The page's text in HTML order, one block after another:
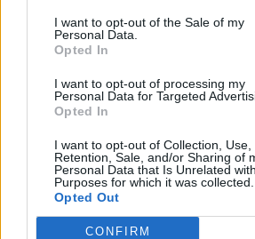
I want to opt-out of the Sale of my
Personal Data.
Opted In
I want to opt-out of processing my
Personal Data for Targeted
Opted In
I want to opt-out of Collection, Use,
Retention, Sale, and/or Sharing of
Personal Data that Is Unrelated
Purposes for which it was collected.
Opted Out
CONFIRM
KARDIOLOG HADŽI-
Posledice kovida su
će vam sačuvati srce i
KOLAPSA!